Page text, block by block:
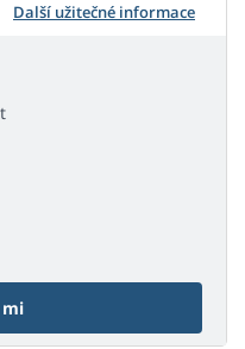
Další užitečné informace